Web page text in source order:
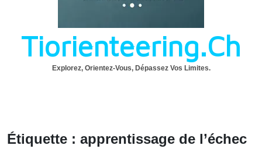
Tiorienteering.ch
Explorez, Orientez-Vous, Dépassez Vos Limites.
Étiquette : apprentissage de l’échec